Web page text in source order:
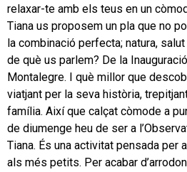
relaxar-te amb els teus en un
Tiana us proposem un pla que no
la combinació perfecta; natura,
de què us parlem? De la
Montalegre. I què millor que
viatjant per la seva història,
família. Així que calçat còmode a
de diumenge heu de ser a
Tiana. És una activitat pensada per
als més petits. Per acabar